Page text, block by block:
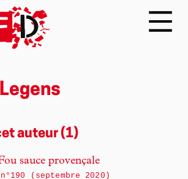
auteur (1)
sauce provençale
(septembre 2020)